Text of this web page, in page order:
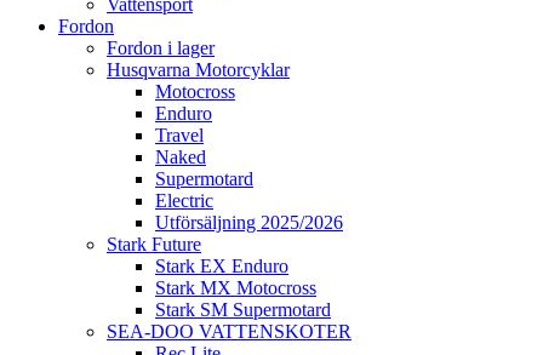
Vattensport
Fordon
Fordon i lager
Husqvarna Motorcyklar
Motocross
Enduro
Travel
Naked
Supermotard
Electric
Utförsäljning 2025/2026
Stark Future
Stark EX Enduro
Stark MX Motocross
Stark SM Supermotard
SEA-DOO VATTENSKOTER